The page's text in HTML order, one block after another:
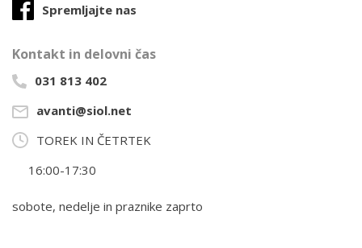
Spremljajte nas
Kontakt in delovni čas
031 813 402
avanti@siol.net
TOREK IN ČETRTEK
16:00-17:30
sobote, nedelje in praznike zaprto